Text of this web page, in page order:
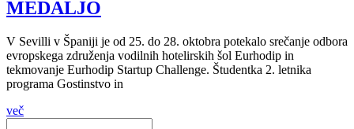
MEDALJO
V Sevilli v Španiji je od 25. do 28. oktobra potekalo srečanje odbora
evropskega združenja vodilnih hotelirskih šol Eurhodip in
tekmovanje Eurhodip Startup Challenge. Študentka 2. letnika
programa Gostinstvo in
več